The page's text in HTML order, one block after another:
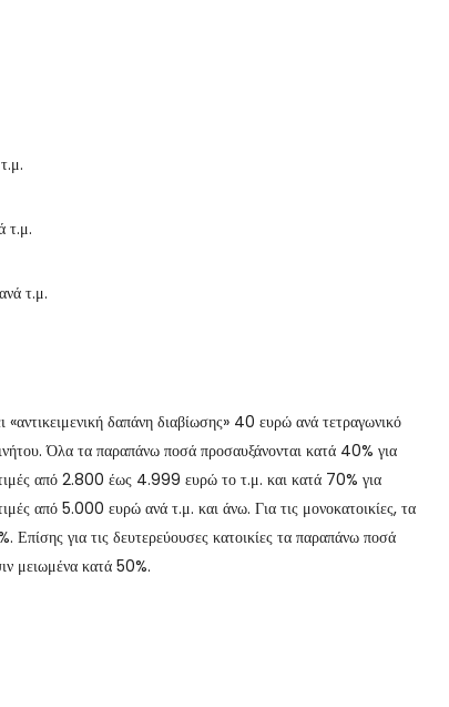
τ.μ.
τ.μ.
«αντικειμενική δαπάνη διαβίωσης» 40 ευρώ ανά τετραγωνικό
Όλα τα παραπάνω ποσά προσαυξάνονται κατά 40% για
τιμές από 2.800 έως 4.999 ευρώ το τ.μ. και κατά 70% για
από 5.000 ευρώ ανά τ.μ. και άνω. Για τις μονοκατοικίες, τα
για τις δευτερεύουσες κατοικίες τα παραπάνω ποσά
μειωμένα κατά 50%.